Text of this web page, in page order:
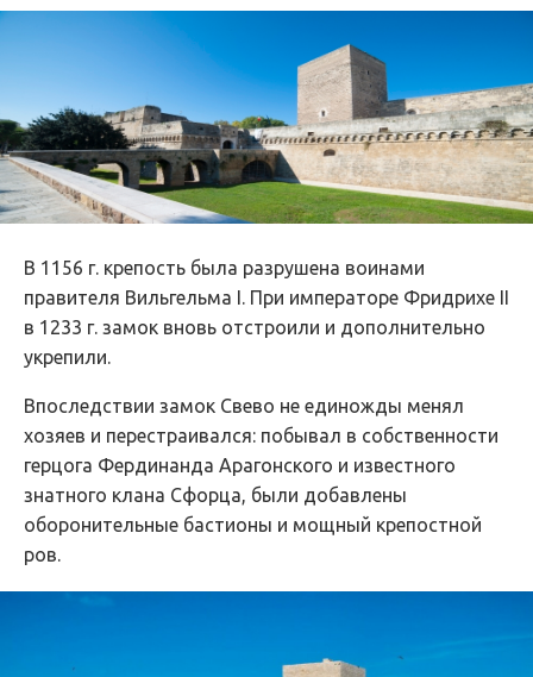
В 1156 г. крепость была разрушена воинами
правителя Вильгельма I. При императоре Фридрихе II
в 1233 г. замок вновь отстроили и дополнительно
укрепили.
Впоследствии замок Свево не единожды менял
хозяев и перестраивался: побывал в собственности
герцога Фердинанда Арагонского и известного
знатного клана Сфорца, были добавлены
оборонительные бастионы и мощный крепостной
ров.